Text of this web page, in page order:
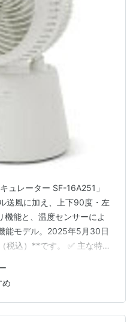
ュレーター SF-16A251」
送風に加え、上下90度・左
能と、温度センサーによ
能モデル。2025年5月30日
税込）**です。 ✅ 主な特徴
振り機能 リモコンの「こ
風向き調整可能 温度セン
：室温に応じて風量自動調
しやすい構造：工具不要で